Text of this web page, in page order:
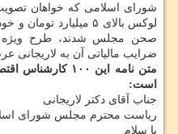
شورای اسلامی كه خواهان
صحن مجلس شدند، طرح ویژه
ضرایب مالیاتی آن به لاریجانی
متن نامه این
است:
جناب آقای دكتر لاریجانی
ریاست محترم مجلس شورای
با سلام